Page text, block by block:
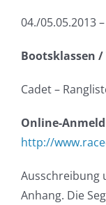
04./05.05.2013
Bootsklassen
Cadet –
Online-
http://
Ausschreibung
Anhang. Die